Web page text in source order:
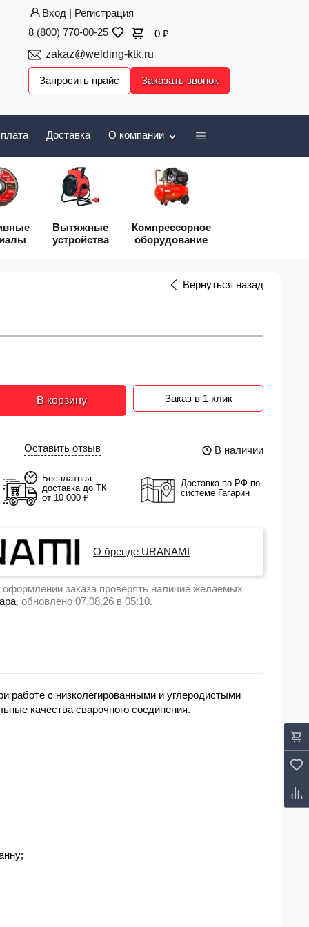
Вход | Регистрация
8 (800) 770-00-25
0 ₽
zakaz@welding-ktk.ru
Запросить прайс Заказать звонок
Доставка О компании
Вытяжные
устройства
Компрессорное
оборудование
Вернуться назад
В корзину Заказ в 1 клик
Оставить отзыв В наличии
Бесплатная
доставка до ТК
от 10 000 ₽
Доставка по РФ по
системе Гагарин
О бренде URANAMI
заказа проверять наличие желаемых
, обновлено 07.08.26 в 05:10.
работе с низколегированными и углеродистыми
качества сварочного соединения.